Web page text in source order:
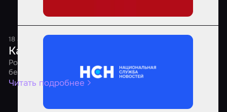
18 августа 2025
Как выбрать безопасный квест
Россиянам рассказали о рекомендациях по выбору
безопасных квестов
Читать подробнее